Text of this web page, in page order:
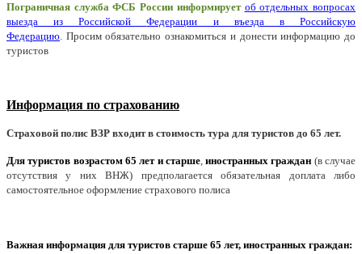
Пограничная служба ФСБ России информирует об отдельных вопросах
выезда из РоссийскойФедерации и въезда в Российскую
Федерацию . Просим обязательно ознакомиться и донести информацию до
туристов
Информация по страхованию
Страховой полис ВЗР входит в стоимость тура для туристов до 65 лет.
Для туристов возрастом 65 лет и старше,иностранных граждан (в случае
отсутствия у них ВНЖ)
предполагается обязательная доплата либо
самостоятельное оформление страхового полиса
Важная информация для туристов старше 65 лет, иностранных граждан: